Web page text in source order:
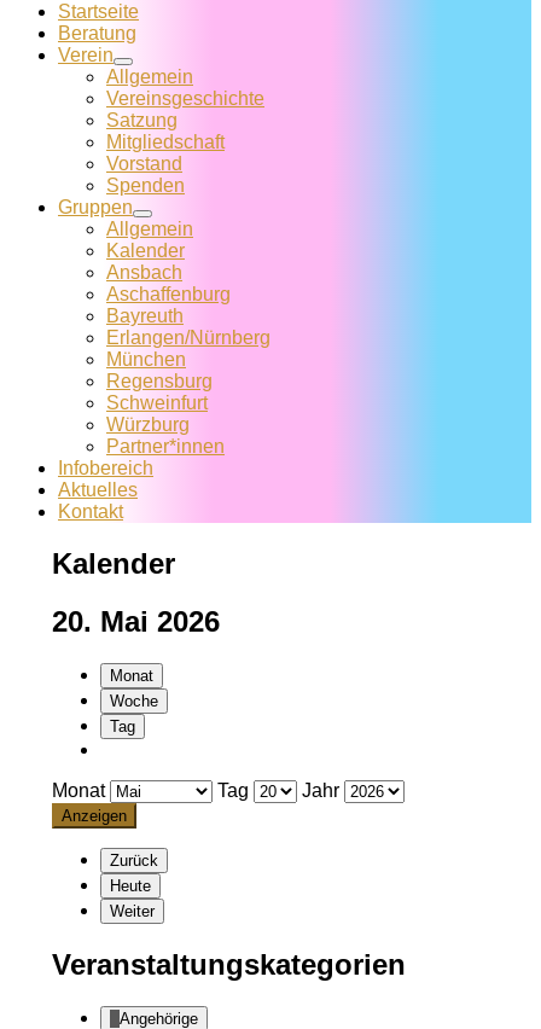
Startseite
Beratung
Verein
Allgemein
Vereins­geschichte
Satzung
Mitglied­schaft
Vorstand
Spenden
Gruppen
Allgemein
Kalender
Ansbach
Aschaffenburg
Bayreuth
Erlangen/Nürnberg
München
Regensburg
Schweinfurt
Würzburg
Partner*innen
Infobereich
Aktuelles
Kontakt
Kalender
20. Mai 2026
Monat
Woche
Tag
Monat Tag Jahr
Zurück
Heute
Weiter
Veranstaltungskategorien
Angehörige